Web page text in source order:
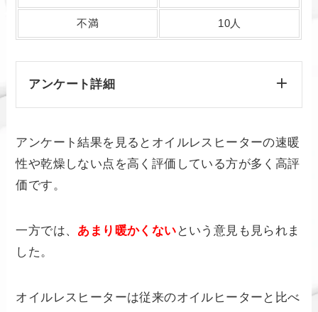
不満 10人
アンケート詳細
アンケート結果を見るとオイルレスヒーターの速暖
性や乾燥しない点を高く評価している方が多く高評
価です。
一方では、 あまり暖かくない という意見も見られま
した。
オイルレスヒーターは従来のオイルヒーターと比べ